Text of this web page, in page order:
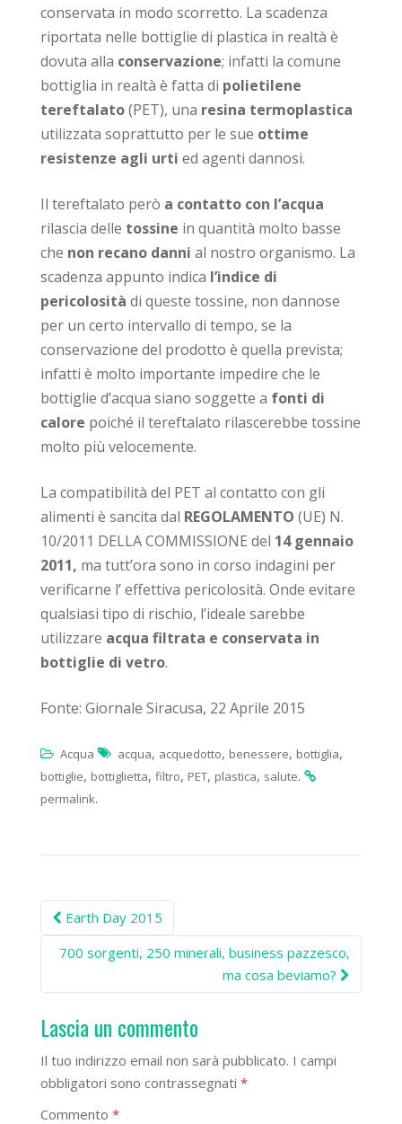
conservata in modo scorretto. La scadenza
riportata nelle bottiglie di plastica in realtà è
dovuta alla conservazione; infatti la comune
bottiglia in realtà è fatta di polietilene
tereftalato(PET), una resina termoplastica
utilizzata soprattutto per le sue ottime
resistenze agli urti ed agenti dannosi.
Il tereftalato però a contatto con l’acqua
rilascia delle tossine in quantità molto basse
che non recano danni al nostro organismo. La
scadenza appunto indica l’indice di
pericolosità di queste tossine, non dannose
per un certo intervallo di tempo, se la
conservazione del prodotto è quella prevista;
infatti è molto importante impedire che le
bottiglie d’acqua siano soggette a fonti di
calore poiché il tereftalato rilascerebbe tossine
molto più velocemente.
La compatibilità del PET al contatto con gli
alimenti è sancita dal REGOLAMENTO (UE) N.
10/2011 DELLA COMMISSIONE del 14 gennaio
2011, ma tutt’ora sono in corso indagini per
verificarne l’ effettiva pericolosità. Onde evitare
qualsiasi tipo di rischio, l’ideale sarebbe
utilizzare acqua filtrata e conservata in
bottiglie di vetro.
Fonte: Giornale Siracusa, 22 Aprile 2015
Acqua acqua, acquedotto, benessere, bottiglia,
bottiglie, bottiglietta, filtro, PET, plastica, salute.
permalink.
Post
navigation
Earth Day 2015
700 sorgenti, 250 minerali, business pazzesco,
ma cosa beviamo?
Lascia un commento
Il tuo indirizzo email non sarà pubblicato. I campi
obbligatori sono contrassegnati *
Commento *